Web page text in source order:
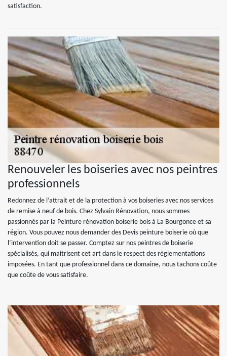
satisfaction.
Renouveler les boiseries avec nos peintres
professionnels
Redonnez de l’attrait et de la protection à vos boiseries avec nos services
de remise à neuf de bois. Chez Sylvain Rénovation, nous sommes
passionnés par la Peinture rénovation boiserie bois à La Bourgonce et sa
région. Vous pouvez nous demander des Devis peinture boiserie où que
l’intervention doit se passer. Comptez sur nos peintres de boiserie
spécialisés, qui maitrisent cet art dans le respect des règlementations
imposées. En tant que professionnel dans ce domaine, nous tachons coûte
que coûte de vous satisfaire.